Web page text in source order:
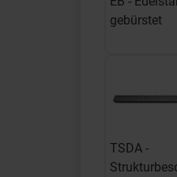
gebürstet
TSDA -